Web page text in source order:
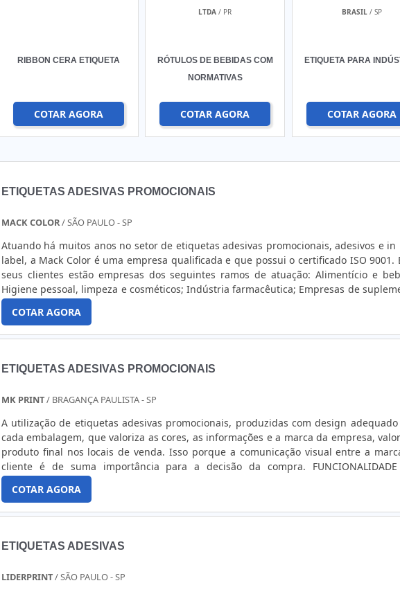
RIBBON CERA ETIQUETA
COTAR AGORA
LTDA / PR
RÓTULOS DE BEBIDAS COM
NORMATIVAS
COTAR AGORA
BRASIL/ SP
ETIQUETA PARA
COTAR AGORA
ETIQUETAS ADESIVAS PROMOCIONAIS
MACK COLOR/ SÃO PAULO - SP
Atuando há muitos anos no setor de etiquetas adesivas promocionais, adesivos e in
label, a Mack Color é uma empresa qualificada e que possui o certificado ISO 9001.
seus clientes estão empresas dos seguintes ramos de atuação: Alimentício e
Higiene pessoal, limpeza e cosméticos; Indústria farmacêutica; Empresas de
alimentares; Entre outros.Vantagens da utilizaçãoO uso das etiquetas
design mais adequado para cada embalagem, valorizando as cores, as
marca da empresa, além de melhorar a visualização do produto final nos
promocionais acontece na área de criação da Mack Color. Depois de algumas
com o cliente, a equipe de design de adesivos e etiquetas cria alguns modelos que
as etiquetas adesivas da Mack Color.
COTAR AGORA
ETIQUETAS ADESIVAS PROMOCIONAIS
MK PRINT/ BRAGANÇA PAULISTA - SP
A utilização de etiquetas adesivas promocionais, produzidas com design
cada embalagem, que valoriza as cores, as informações e a marca da empresa,
produto final nos locais de venda. Isso porque a comunicação visual entre a
cliente é de suma importância para a decisão da compra. FUNCIONALIDADE
ETIQUETAS PROMOCIONAISOs rótulos podem ser de vários tamanhos, com diversos
de cortes, desde os mais ...
COTAR AGORA
ETIQUETAS ADESIVAS
LIDERPRINT/ SÃO PAULO - SP